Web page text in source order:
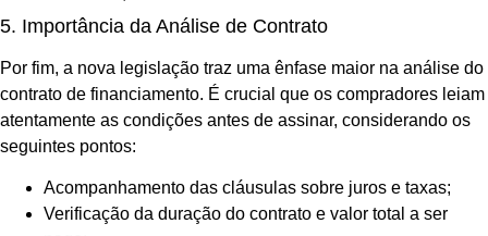
5. Importância da Análise de Contrato
Por fim, a nova legislação traz uma ênfase maior na análise do
contrato de financiamento. É crucial que os compradores leiam
atentamente as condições antes de assinar, considerando os
seguintes pontos:
Acompanhamento das cláusulas sobre juros e taxas;
Verificação da duração do contrato e valor total a ser